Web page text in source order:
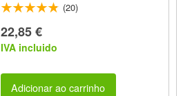
(20)
22,85 €
IVA incluido
Adicionar ao carrinho